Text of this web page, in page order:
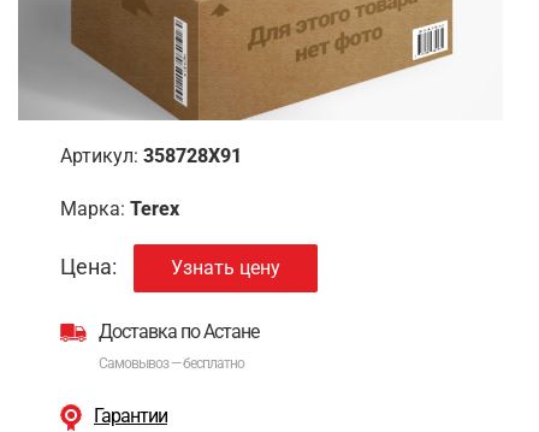
Артикул: 358728X91
Марка: Terex
Цена: Узнать цену
Доставка по Астане
Самовывоз — бесплатно
Гарантии